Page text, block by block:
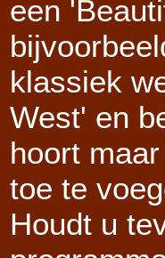
een
klassiek
West' en
hoort
toe te
Houdt u